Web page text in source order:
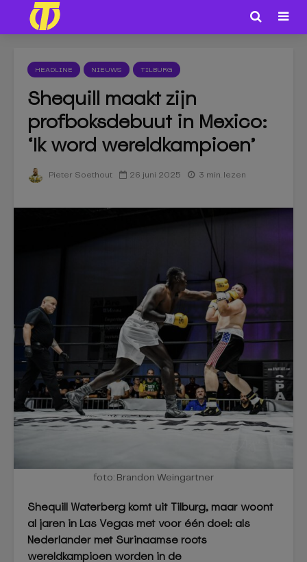
HEADLINE NIEUWS TILBURG
Shequill maakt zijn
profboksdebuut in Mexico:
‘Ik word wereldkampioen’
Pieter Soethout 26 juni 2025 3 min. lezen
foto: Brandon Weingartner
Shequill Waterberg komt uit Tilburg, maar woont
al jaren in Las Vegas met voor één doel: als
Nederlander met Surinaamse roots
wereldkampioen worden in de